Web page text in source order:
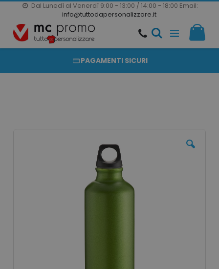
Dal Lunedì al Venerdì 9:00 - 13:00 / 14:00 - 18:00 Email:
info@tuttodapersonalizzare.it
Salta
al
contenuto
20000 PRODOTTI
PRODOTTI COMPLETAMENTE PERSONALIZZABILI
PAGAMENTI SICURI